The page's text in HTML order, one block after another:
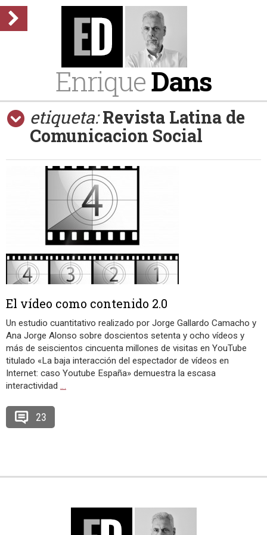
EnriqueDans
etiqueta: Revista Latina de
Comunicacion Social
El vídeo como contenido 2.0
Un estudio cuantitativo realizado por Jorge Gallardo Camacho y
Ana Jorge Alonso sobre doscientos setenta y ocho vídeos y
más de seiscientos cincuenta millones de visitas en YouTube
titulado «La baja interacción del espectador de vídeos en
Internet: caso Youtube España» demuestra la escasa
interactividad …
23